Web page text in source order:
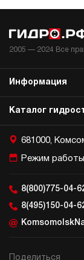
2005 — 2024 Все
Каталог
Информация
681000,
Режим работы
8(800)775-04-
8(495)150-04-
Поделиться